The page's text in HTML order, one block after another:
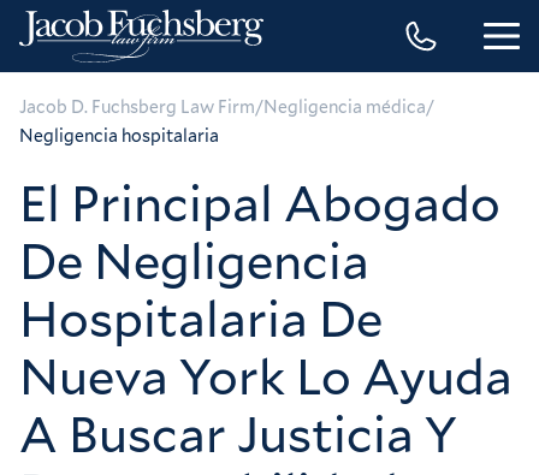
Jacob D. Fuchsberg Law Firm/Negligencia médica/
Negligencia hospitalaria
El Principal Abogado
De Negligencia
Hospitalaria De
Nueva York Lo Ayuda
A Buscar Justicia Y